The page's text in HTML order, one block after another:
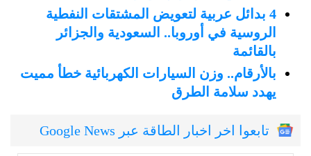
4 بدائل عربية لتعويض المشتقات النفطية
الروسية في أوروبا.. السعودية والجزائر
بالقائمة
بالأرقام.. وزن السيارات الكهربائية خطأ مميت
يهدد سلامة الطرق
تابعوا اخر اخبار الطاقة عبر Google News